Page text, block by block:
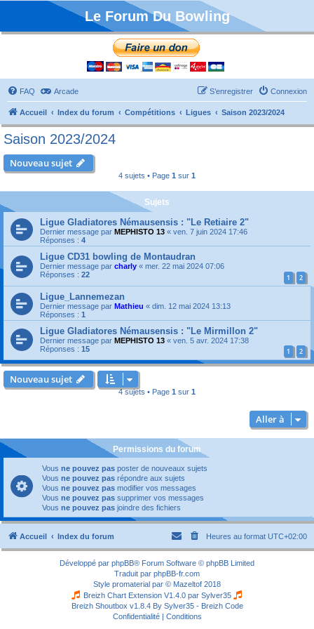
Le Forum Du Bowling
FAQ Arcade Connexion
S’enregistrer
Accueil Index du forum Compétitions Ligues Saison 2023/2024
Saison 2023/2024
Nouveau sujet
4 sujets • Page 1 sur 1
Sujets
Ligue Gladiatores Némausensis : "Le Retiaire 2"
Dernier message par MEPHISTO 13 « ven. 7 juin 2024 17:46
Réponses : 4
Ligue CD31 bowling de Montaudran
Dernier message par charly « mer. 22 mai 2024 07:06
Réponses : 22 1 2
Ligue_Lannemezan
Dernier message par Mathieu « dim. 12 mai 2024 13:13
Réponses : 1
Ligue Gladiatores Némausensis : "Le Mirmillon 2"
Dernier message par MEPHISTO 13 « ven. 5 avr. 2024 17:38
Réponses : 15 1 2
Nouveau sujet
4 sujets • Page 1 sur 1
Aller à
Permissions du forum
Vous ne pouvez pas poster de nouveaux sujets
Vous ne pouvez pas répondre aux sujets
Vous ne pouvez pas modifier vos messages
Vous ne pouvez pas supprimer vos messages
Vous ne pouvez pas joindre des fichiers
Accueil Index du forum Heures au format UTC+02:00
Développé par phpBB® Forum Software © phpBB Limited
Traduit par phpBB-fr.com
Style promaterial par © Mazeltof 2018
Breizh Chart Extension V1.4.0 par Sylver35
Breizh Shoutbox v1.8.4 By Sylver35 - Breizh Code
Confidentialité| Conditions